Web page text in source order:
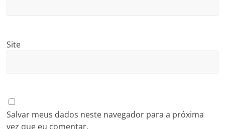
Site
Salvar meus dados neste navegador para a próxima
vez que eu comentar.